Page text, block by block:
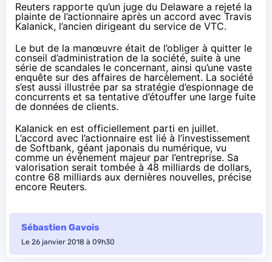
Reuters rapporte qu’un juge du Delaware a rejeté la
plainte de l’actionnaire après un accord avec Travis
Kalanick, l’ancien dirigeant du service de VTC.
Le but de la manœuvre était de l’obliger à quitter le
conseil d’administration de la société, suite à une
série de scandales le concernant, ainsi qu’une vaste
enquête sur des affaires de harcèlement. La société
s’est aussi illustrée par sa stratégie d’espionnage de
concurrents et sa tentative d’étouffer une large fuite
de données de clients.
Kalanick en est officiellement parti en juillet.
L’accord avec l’actionnaire est lié à l’investissement
de Softbank, géant japonais du numérique, vu
comme un événement majeur par l’entreprise. Sa
valorisation serait tombée à 48 milliards de dollars,
contre 68 milliards aux dernières nouvelles, précise
encore Reuters.
Sébastien Gavois
Le 26 janvier 2018 à 09h30